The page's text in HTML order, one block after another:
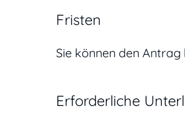
Fristen
Sie können den Antrag
Erforderliche